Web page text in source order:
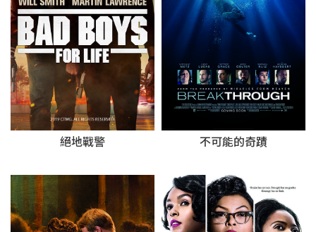
絕地戰警 不可能的奇蹟